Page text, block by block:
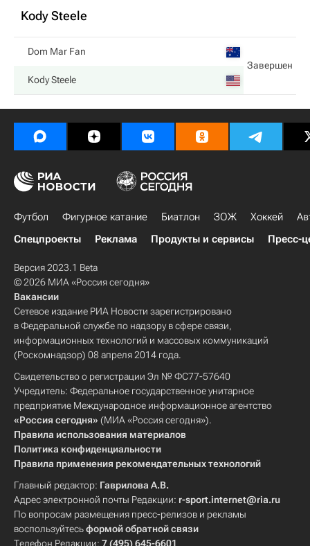
Kody Steele
Dom Mar Fan
Завершен
Kody Steele
Футбол Фигурное катание Биатлон ЗОЖ Хоккей
Спецпроекты
Реклама Продукты и сервисы Пресс-
Версия 2023.1 Beta
© 2026 МИА «Россия сегодня»
Вакансии
Сетевое издание РИА Новости зарегистрировано
в Федеральной службе по надзору в сфере связи,
информационных технологий и массовых коммуникаций
(Роскомнадзор) 08 апреля 2014 года.
Свидетельство о регистрации Эл № ФС77-57640
Учредитель: Федеральное государственное унитарное
предприятие Международное информационное агентство
«Россия сегодня» (МИА «Россия сегодня»).
Правила использования материалов
Политика конфиденциальности
Правила применения рекомендательных технологий
Главный редактор: Гаврилова А.В.
Адрес электронной почты Редакции: r-sport.internet@ria.ru
По вопросам размещения пресс-релизов и рекламы
воспользуйтесьформой обратной связи
Телефон Редакции: 7 (495) 645-6601